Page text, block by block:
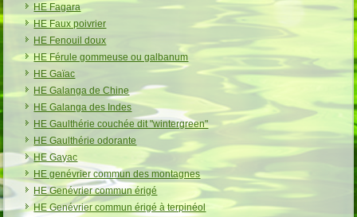
HE Fagara
HE Faux poivrier
HE Fenouil doux
HE Férule gommeuse ou galbanum
HE Gaïac
HE Galanga de Chine
HE Galanga des Indes
HE Gaulthérie couchée dit "wintergreen"
HE Gaulthérie odorante
HE Gayac
HE genévrier commun des montagnes
HE Genévrier commun érigé
HE Genévrier commun érigé à terpinéol